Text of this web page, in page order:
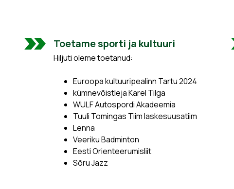
Toetame sporti ja kultuuri
Hiljuti oleme toetanud:
Euroopa kultuuripealinn Tartu 2024
kümnevõistleja Karel Tilga
WULF Autospordi Akadeemia
Tuuli Tomingas Tiim laskesuusatiim
Lenna
Veeriku Badminton
Eesti Orienteerumisliit
Sõru Jazz